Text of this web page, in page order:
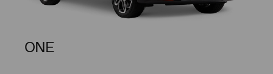
ONE